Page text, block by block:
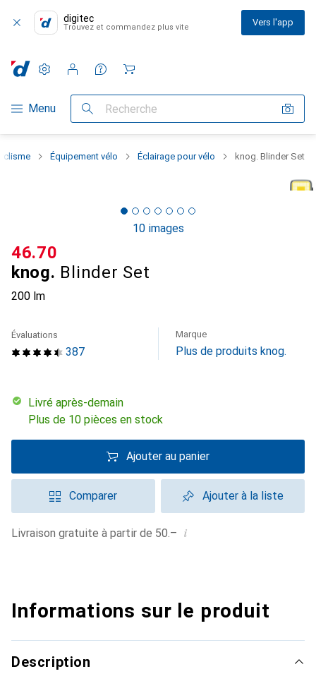
digitec
Trouvez et commandez plus vite Vers l'app
Navigation par catégorie
Menu Recherche
Paramètres
Compte client
Listes de comparaison
Listes d'envies
Panier
Équipement vélo Éclairage pour vélo knog. Blinder Set
10 images
knog. Blinder Set
200 lm
CHF
46.70
387
Évaluations Marque
Plus de produits knog.
Livré après-demain
Plus de 10 pièces en stock
Ajouter au panier
Comparer Ajouter à la liste
Livraison gratuite à partir de 50.– i
Informations sur le produit
Description